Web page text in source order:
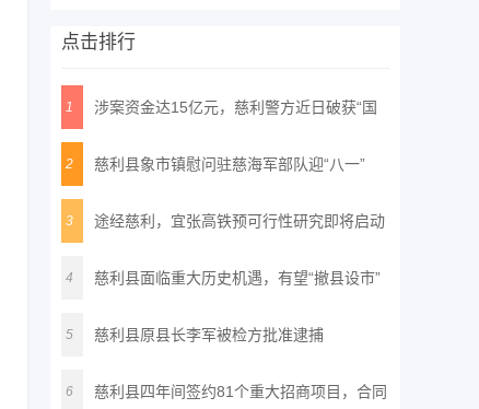
点击排行
1 涉案资金达15亿元，慈利警方近日破获“国
2 慈利县象市镇慰问驻慈海军部队迎“八一”
3 途经慈利，宜张高铁预可行性研究即将启动
4 慈利县面临重大历史机遇，有望“撤县设市”
5 慈利县原县长李军被检方批准逮捕
6 慈利县四年间签约81个重大招商项目，合同